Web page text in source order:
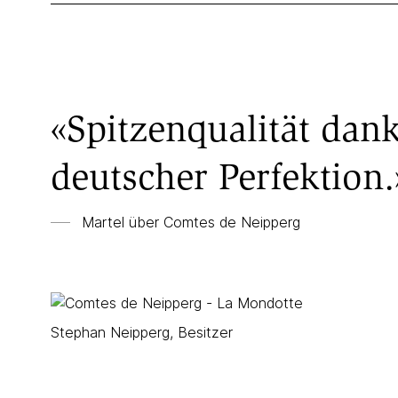
«Spitzenqualität
deutscher
Martel über Comtes de Neipperg
Stephan Neipperg, Besitzer